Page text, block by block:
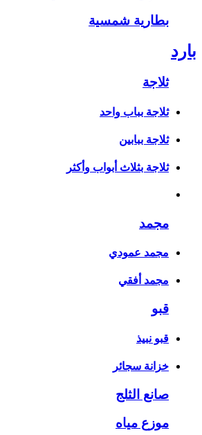
بطارية شمسية
بارد
ثلاجة
ثلاجة بباب واحد
ثلاجة ببابين
ثلاجة بثلاث أبواب وأكثر
مجمد
مجمد عمودي
مجمد أفقي
قبو
قبو نبيذ
خزانة سجائر
صانع الثلج
موزع مياه